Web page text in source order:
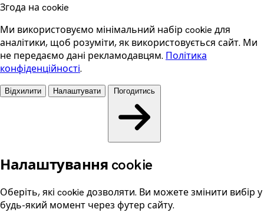
Згода на cookie
Ми використовуємо мінімальний набір cookie для
аналітики, щоб розуміти, як використовується сайт. Ми
не передаємо дані рекламодавцям. Політика
конфіденційності.
Відхилити Налаштувати Погодитись
Налаштування cookie
Оберіть, які cookie дозволяти. Ви можете змінити вибір у
будь-який момент через футер сайту.